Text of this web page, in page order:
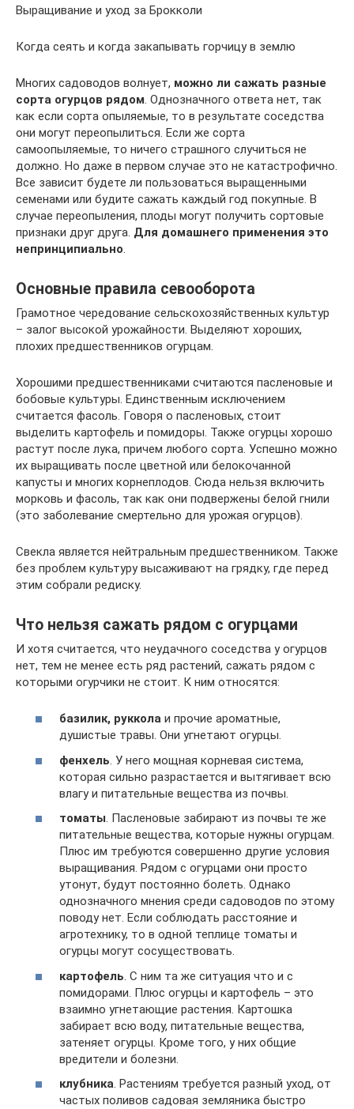
Выращивание и уход за Брокколи
Когда сеять и когда закапывать горчицу в землю
Многих садоводов волнует, можно ли сажать разные
сорта огурцов рядом. Однозначного ответа нет, так
как если сорта опыляемые, то в результате соседства
они могут переопылиться. Если же сорта
самоопыляемые, то ничего страшного случиться не
должно. Но даже в первом случае это не катастрофично.
Все зависит будете ли пользоваться выращенными
семенами или будите сажать каждый год покупные. В
случае переопыления, плоды могут получить сортовые
признаки друг друга. Для домашнего применения это
непринципиально.
Основные правила севооборота
Грамотное чередование сельскохозяйственных культур
– залог высокой урожайности. Выделяют хороших,
плохих предшественников огурцам.
Хорошими предшественниками считаются пасленовые и
бобовые культуры. Единственным исключением
считается фасоль. Говоря о пасленовых, стоит
выделить картофель и помидоры. Также огурцы хорошо
растут после лука, причем любого сорта. Успешно можно
их выращивать после цветной или белокочанной
капусты и многих корнеплодов. Сюда нельзя включить
морковь и фасоль, так как они подвержены белой гнили
(это заболевание смертельно для урожая огурцов).
Свекла является нейтральным предшественником. Также
без проблем культуру высаживают на грядку, где перед
этим собрали редиску.
Что нельзя сажать рядом с огурцами
И хотя считается, что неудачного соседства у огурцов
нет, тем не менее есть ряд растений, сажать рядом с
которыми огурчики не стоит. К ним относятся:
базилик, руккола и прочие ароматные,
душистые травы. Они угнетают огурцы.
фенхель. У него мощная корневая система,
которая сильно разрастается и вытягивает всю
влагу и питательные вещества из почвы.
томаты. Пасленовые забирают из почвы те же
питательные вещества, которые нужны огурцам.
Плюс им требуются совершенно другие условия
выращивания. Рядом с огурцами они просто
утонут, будут постоянно болеть. Однако
однозначного мнения среди садоводов по этому
поводу нет. Если соблюдать расстояние и
агротехнику, то в одной теплице томаты и
огурцы могут сосуществовать.
картофель. С ним та же ситуация что и с
помидорами. Плюс огурцы и картофель – это
взаимно угнетающие растения. Картошка
забирает всю воду, питательные вещества,
затеняет огурцы. Кроме того, у них общие
вредители и болезни.
клубника. Растениям требуется разный уход, от
частых поливов садовая земляника быстро